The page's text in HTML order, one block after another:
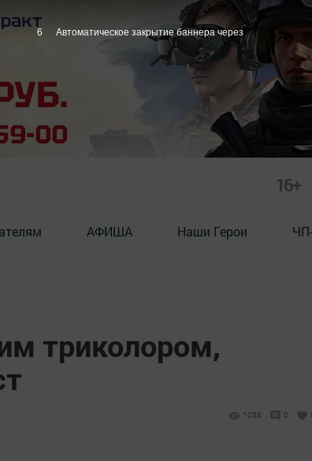
16+
АФИША Наши Герои
триколором,
1058 0
5 Автоматическое закрытие баннера через